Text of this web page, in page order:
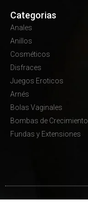
Categorias
Anales
Anillos
Cosméticos
Disfraces
Juegos Eroticos
Arnés
Bolas Vaginales
Bombas de Crecimiento
Fundas y Extensiones